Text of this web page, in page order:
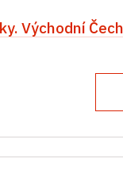
Východní